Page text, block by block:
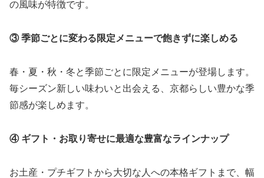
の風味が特徴です。
③ 季節ごとに変わる限定メニューで飽きずに楽しめる
春・夏・秋・冬と季節ごとに限定メニューが登場します。
毎シーズン新しい味わいと出会える、京都らしい豊かな季
節感が楽しめます。
④ ギフト・お取り寄せに最適な豊富なラインナップ
お土産・プチギフトから大切な人への本格ギフトまで、幅